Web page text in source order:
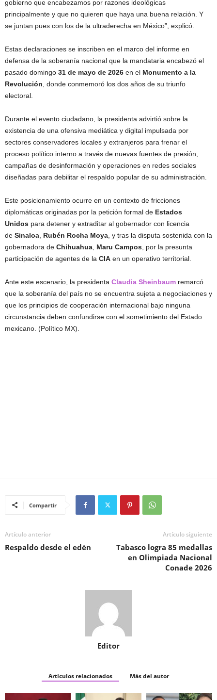
gobierno que encabezamos por razones ideológicas
principalmente y que no quieren que haya una buena relación. Y
se juntan pues con los de la ultraderecha en México”, explicó.
Estas declaraciones se inscriben en el marco del informe en
defensa de la soberanía nacional que la mandataria encabezó el
pasado domingo 31 de mayo de 2026 en el Monumento a la
Revolución, donde conmemoró los dos años de su triunfo
electoral.
Durante el evento ciudadano, la presidenta advirtió sobre la
existencia de una ofensiva mediática y digital impulsada por
sectores conservadores locales y extranjeros para frenar el
proceso político interno a través de nuevas fuentes de presión,
campañas de desinformación y operaciones en redes sociales
diseñadas para debilitar el respaldo popular de su administración.
Este posicionamiento ocurre en un contexto de fricciones
diplomáticas originadas por la petición formal de Estados
Unidos para detener y extraditar al gobernador con licencia
de Sinaloa, Rubén Rocha Moya, y tras la disputa sostenida con la
gobernadora de Chihuahua, Maru Campos, por la presunta
participación de agentes de la CIA en un operativo territorial.
Ante este escenario, la presidenta Claudia Sheinbaum remarcó
que la soberanía del país no se encuentra sujeta a negociaciones y
que los principios de cooperación internacional bajo ninguna
circunstancia deben confundirse con el sometimiento del Estado
mexicano. (Político MX).
Compartir
Artículo anterior
Respaldo desde el edén
Artículo siguiente
Tabasco logra 85 medallas
en Olimpiada Nacional
Conade 2026
Editor
Artículos relacionados Más del autor